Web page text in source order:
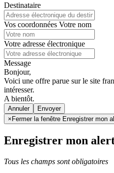
Destinataire
Vos coordonnées Votre nom
Votre adresse électronique
Message
Bonjour,
Voici une offre parue sur le site
intéresser.
A bientôt.
Annuler
×Fermer la fenêtre Enregistrer mon
Enregistrer mon
Tous les champs sont obligatoires